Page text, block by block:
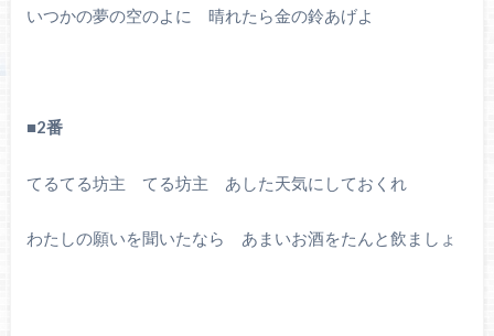
いつかの夢の空のよに 晴れたら金の鈴あげよ
■2番
てるてる坊主 てる坊主 あした天気にしておくれ
わたしの願いを聞いたなら あまいお酒をたんと飲ましょ